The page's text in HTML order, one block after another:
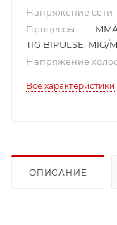
Напряжение сети
Процессы —
TIG BIPULSE, MIG/
Напряжение
Все характеристики
ОПИСАНИЕ